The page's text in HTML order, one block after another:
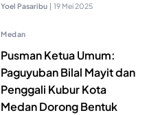
Yoel Pasaribu | 19 Mei 2025
Medan
Pusman Ketua Umum:
Paguyuban Bilal Mayit dan
Penggali Kubur Kota
Medan Dorong Bentuk